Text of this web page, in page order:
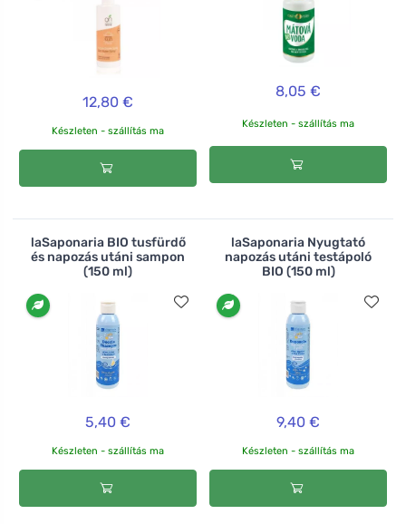
12,80 €
Készleten - szállítás ma
8,05 €
Készleten - szállítás ma
laSaponaria BIO tusfürdő
és napozás utáni sampon
(150 ml)
5,40 €
Készleten - szállítás ma
laSaponaria Nyugtató
napozás utáni testápoló
BIO (150 ml)
9,40 €
Készleten - szállítás ma